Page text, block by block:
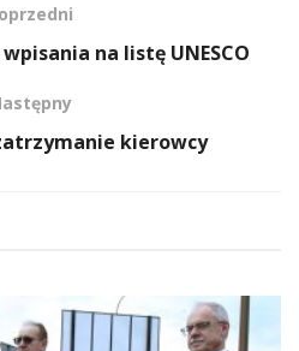
na listę UNESCO
kierowcy